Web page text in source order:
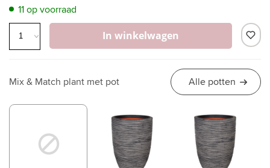
11 op voorraad
In winkelwagen
Mix & Match plant met pot Alle potten